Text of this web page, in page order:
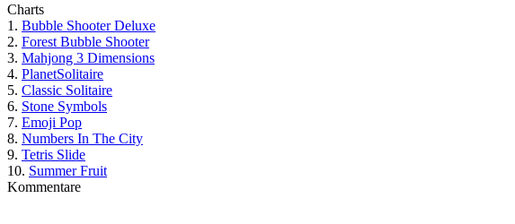
Charts
1. Bubble Shooter Deluxe
2. Forest Bubble Shooter
3. Mahjong 3 Dimensions
4. PlanetSolitaire
5. Classic Solitaire
6. Stone Symbols
7. Emoji Pop
8. Numbers In The City
9. Tetris Slide
10. Summer Fruit
Kommentare